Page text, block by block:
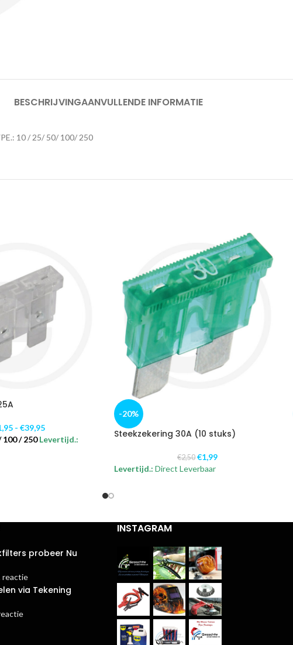
BESCHRIJVINGAANVULLENDE INFORMATIE
10 / 25/ 50/ 100/ 250
- €39,95
100 / 250Levertijd.:
-20%
Steekzekering 30A (10 stuks)
€2,50 €1,99
Levertijd.: Direct Leverbaar
probeer Nu
reactie
via Tekening
INSTAGRAM